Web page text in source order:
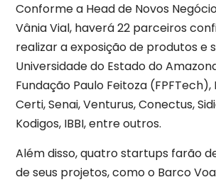
Conforme a Head de Novos
Vânia Vial, haverá 22 parceiros
realizar a exposição de produtos e
Universidade do Estado do
Fundação Paulo Feitoza
Certi, Senai, Venturus, Conectus,
Kodigos, IBBI, entre outros.
Além disso, quatro startups farão
de seus projetos, como o Barco